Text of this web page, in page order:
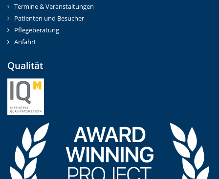
Termine & Veranstaltungen
Patienten und Besucher
Pflegeberatung
Anfahrt
Qualität